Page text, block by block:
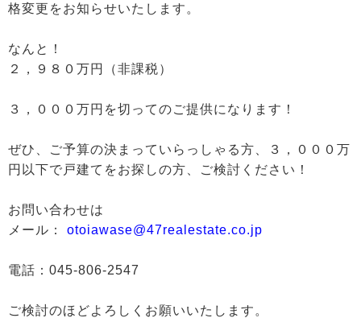
格変更をお知らせいたします。
なんと！
２，９８０万円（非課税）
３，０００万円を切ってのご提供になります！
ぜひ、ご予算の決まっていらっしゃる方、３，０００万
円以下で戸建てをお探しの方、ご検討ください！
お問い合わせは
メール： otoiawase@47realestate.co.jp
電話：045-806-2547
ご検討のほどよろしくお願いいたします。